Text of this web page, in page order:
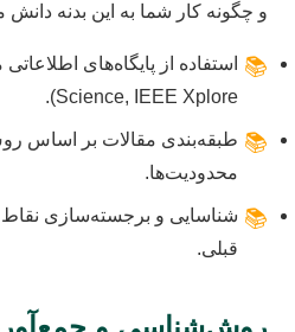
و چگونه کار شما به این بدنه دانش
📚
Science, IEEE Xplore).
📚 طبقه‌بندی مقالات بر اساس
محدودیت‌ها.
📚 شناسایی و برجسته‌سازی
قبلی.